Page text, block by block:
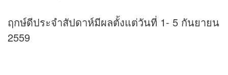
ฤกษ์ดีประจำสัปดาห์มีผลตั้งแต่วันที่ 1- 5 กันยายน
2559